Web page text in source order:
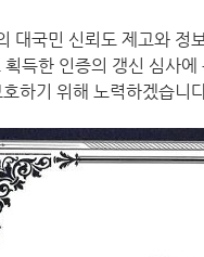
대국민 신뢰도 제고와 정
득한 인증의 갱신 심사에
하기 위해 노력하겠습니